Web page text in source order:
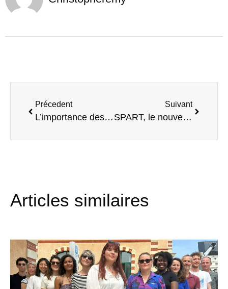
Précedent
L’importance des séniors mise en lumière au Quai !
Suivant
SPART, le nouveau programme d’accompagnement de la Ruche !
Articles similaires